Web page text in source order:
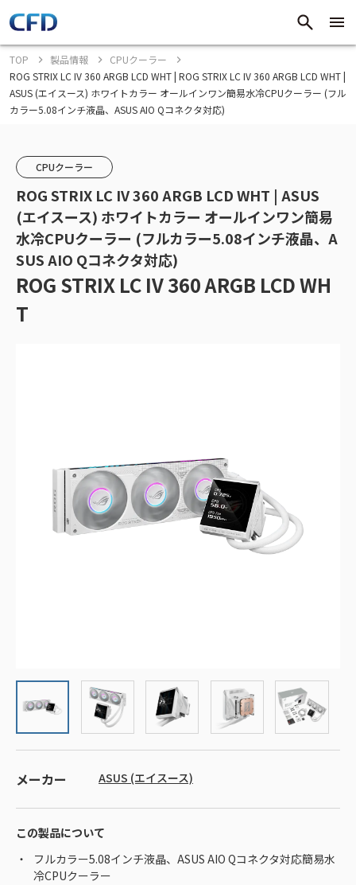
TOP 製品情報
CPUクーラー
ROG STRIX LC IV 360 ARGB LCD WHT | ROG STRIX LC IV 360 ARGB LCD WHT |
ASUS (エイスース) ホワイトカラー オールインワン簡易水冷CPUクーラー (フル
カラー5.08インチ液晶、ASUS AIO Qコネクタ対応)
CPUクーラー
ROG STRIX LC IV 360 ARGB LCD WHT | ASUS
(エイスース) ホワイトカラー オールインワン簡易
水冷CPUクーラー (フルカラー5.08インチ液晶、A
SUS AIO Qコネクタ対応)
ROG STRIX LC IV 360 ARGB LCD WH
T
メーカー ASUS (エイスース)
この製品について
フルカラー5.08インチ液晶、ASUS AIO Qコネクタ対応簡易水
冷CPUクーラー